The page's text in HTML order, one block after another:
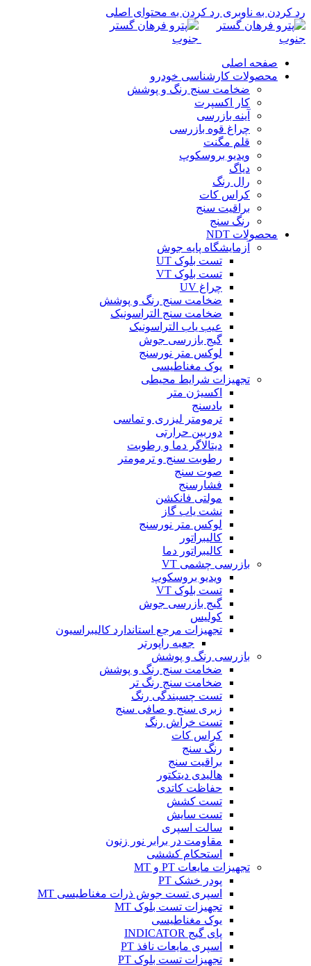
رد کردن به ناوبری رد کردن به محتوای اصلی
صفحه اصلی
محصولات کارشناسی خودرو
ضخامت سنج رنگ و پوشش
کار اکسپرت
آینه بازرسی
چراغ قوه بازرسی
قلم مگنت
ویدیو بروسکوپ
دیاگ
رال رنگ
کراس کات
براقیت سنج
رنگ سنج
محصولات NDT
آزمایشگاه پایه جوش
تست بلوک UT
تست بلوک VT
چراغ UV
ضخامت سنج رنگ و پوشش
ضخامت سنج التراسونیک
عیب یاب التراسونیک
گیج بازرسی جوش
لوکس متر نورسنج
یوک مغناطیسی
تجهیزات شرایط محیطی
اکسیژن متر
بادسنج
ترمومتر لیزری و تماسی
دوربین حرارتی
دیتالاگر دما و رطوبت
رطوبت سنج و ترمومتر
صوت سنج
فشارسنج
مولتی فانکشن
نشت یاب گاز
لوکس متر نورسنج
کالیبراتور
کالیبراتور دما
بازرسی چشمی VT
ویدیو بروسکوپ
تست بلوک VT
گیج بازرسی جوش
کولیس
تجهیزات مرجع استاندارد کالیبراسیون
جعبه راپورتر
بازرسی رنگ و پوشش
ضخامت سنج رنگ و پوشش
ضخامت سنج رنگ تر
تست چسبندگی رنگ
زبری سنج و صافی سنج
تست خراش رنگ
کراس کات
رنگ سنج
براقیت سنج
هالیدی دیتکتور
حفاظت کاتدی
تست کشش
تست سایش
سالت اسپری
مقاومت در برابر نور زنون
استحکام کششی
تجهیزات مایعات PT و MT
پودر خشک PT
اسپری تست جوش ذرات مغناطیسی MT
تجهیزات تست بلوک MT
یوک مغناطیسی
پای گیج INDICATOR
اسپری مایعات نافذ PT
تجهیزات تست بلوک PT